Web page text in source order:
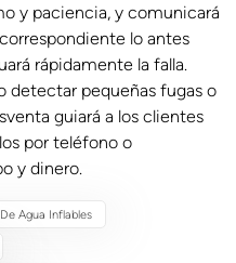
y paciencia, y comunicará
lo antes
rápidamente la falla.
detectar pequeñas fugas o
guiará a los clientes
por teléfono o
y dinero.
Agua Inflables